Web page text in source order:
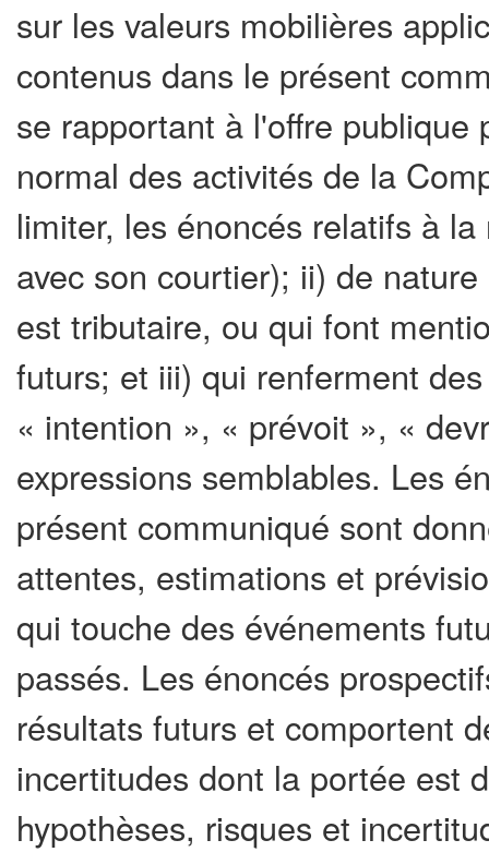
sur les valeurs mobilières
contenus dans le présent
se rapportant à l'offre
normal des activités de la
limiter, les énoncés relatifs à
avec son courtier); ii) de
est tributaire, ou qui font
futurs; et iii) qui renferment
« intention », « prévoit », «
expressions semblables. Les
présent communiqué sont
attentes, estimations et
qui touche des événements
passés. Les énoncés
résultats futurs et comportent
incertitudes dont la portée est
hypothèses, risques et